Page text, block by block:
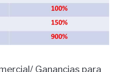
Ganancias para